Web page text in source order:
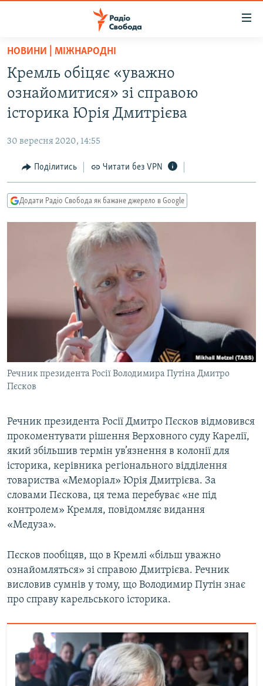
Перейти
основного
матеріалу
Перейти
до
основної
навігації
Перейти
до
пошуку
РАДІО СВОБОДА – 70 РОКІВ
ВСЕ ЗА ДОБУ
ЕКОНОМІКА
СУСПІЛЬСТВО
РОСІЙСЬКА «ФІЛЬТРАЦІЯ»
ДОНБАС.РЕАЛІЇ
ТИ ЯК?
КИТАЙ.ВИКЛИКИ
МУЛЬТИМЕДІА
ФОТО
СПЕЦПРОЄКТИ
ПОДКАСТИ
КРИМ РЕАЛІЇ
УКР
КТАТ
ДОЛУЧАЙСЯ!
Усі сайти RFE/RL
НОВИНИ | МІЖНАРОДНІ
Кремль обіцяє «уважно
ознайомитися» зі справою
історика Юрія Дмитрієва
30 вересня 2020, 14:55
Поділитись Читати без VPN
Додати Радіо Свобода як бажане джерело в Google
Речник президента Росії Володимира Путіна Дмитро
Пєсков
Речник президента Росії Дмитро Пєсков відмовився
прокоментувати рішення Верховного суду Карелії,
який збільшив термін ув’язнення в колонії для
історика, керівника регіонального відділення
товариства «Меморіал» Юрія Дмитрієва. За
словами Пєскова, ця тема перебуває «не під
контролем» Кремля, повідомляє видання
«Медуза».
Пєсков пообіцяв, що в Кремлі «більш уважно
ознайомляться» зі справою Дмитрієва. Речник
висловив сумнів у тому, що Володимир Путін знає
про справу карельського історика.